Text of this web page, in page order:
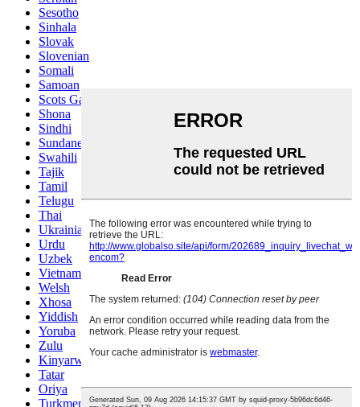
Sesotho
Sinhala
Slovak
Slovenian
Somali
Samoan
Scots Gaelic
Shona
Sindhi
Sundanese
Swahili
Tajik
Tamil
Telugu
Thai
Ukrainian
Urdu
Uzbek
Vietnamese
Welsh
Xhosa
Yiddish
Yoruba
Zulu
Kinyarwanda
Tatar
Oriya
Turkmen